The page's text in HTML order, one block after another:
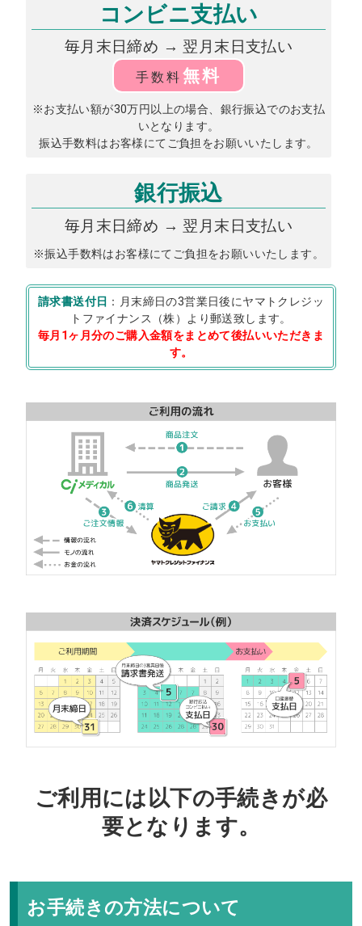
コンビニ支払い
毎月末日締め → 翌月末日支払い
手数料 無料
※お支払い額が30万円以上の場合、銀行振込でのお支払
いとなります。
振込手数料はお客様にてご負担をお願いいたします。
銀行振込
毎月末日締め → 翌月末日支払い
※振込手数料はお客様にてご負担をお願いいたします。
請求書送付日 ：月末締日の3営業日後にヤマトクレジッ
トファイナンス（株）より郵送致します。
毎月1ヶ月分のご購入金額をまとめて後払いいただきま
す。
ご利用には以下の手続きが必
要となります。
お手続きの方法について